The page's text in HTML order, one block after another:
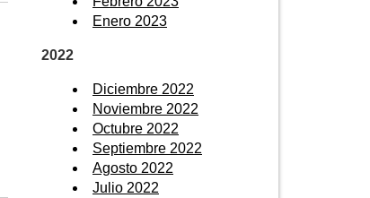
Enero 2023
2022
Diciembre 2022
Noviembre 2022
Octubre 2022
Septiembre 2022
Agosto 2022
Julio 2022